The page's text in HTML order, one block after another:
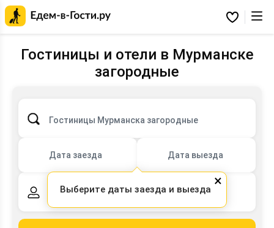
Избранное
Гостиницы и отели в Мурманске
загородные
Гостиницы Мурманска загородные
Дата заезда Дата выезда
2 взрослых, 0 детей
×
Выберите даты заезда и выезда